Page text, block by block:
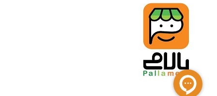
مطمئن، با کالاهای متنوع، باکیفیت و دارای قیمت مناسب می باشد که مشتری
بتواند در مدت زمان کوتاه کالاهای خود را سفارش داده و در زمان مورد نظر خود
تحویل بگیرد و در صورت وجود عدم تطابق سفارش و کالای تحویل شده ضمانت
بازگشت کالا هم داشته باشد. سابقه درخشان در فروش حضوری و جذب مشتریان و
انعقاد قرارداد با ارگان های دولتی و خصوصی از افتخارات این مجموعه می باشد.
یکی از مهم‌ترین دغدغه‌های کاربران خرید اینترنتی، این است که کالای خریداری
شده در زمان مورد نظر آنها بدستشان برسد، لذا فروشگاه اینترنتی پالامی این